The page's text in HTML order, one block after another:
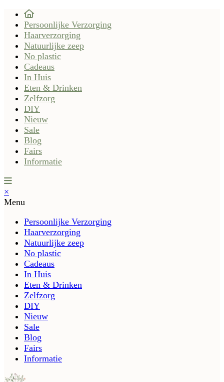
Persoonlijke Verzorging
Haarverzorging
Natuurlijke zeep
No plastic
Cadeaus
In Huis
Eten & Drinken
Zelfzorg
DIY
Nieuw
Sale
Blog
Fairs
Informatie
×
Menu
Persoonlijke Verzorging
Haarverzorging
Natuurlijke zeep
No plastic
Cadeaus
In Huis
Eten & Drinken
Zelfzorg
DIY
Nieuw
Sale
Blog
Fairs
Informatie